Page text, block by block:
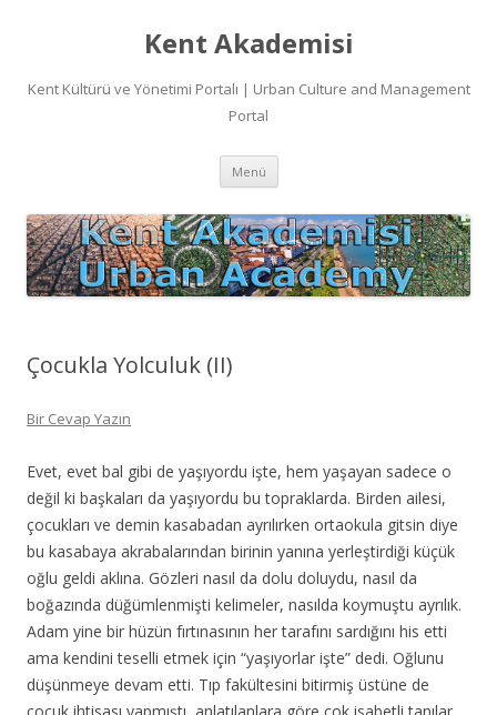
Kent Akademisi
Kent Kültürü ve Yönetimi Portalı | Urban Culture and Management
Portal
Menü İçeriğe
Çocukla Yolculuk (II)
Bir Cevap Yazın
Evet, evet bal gibi de yaşıyordu işte, hem yaşayan sadece o
değil ki başkaları da yaşıyordu bu topraklarda. Birden ailesi,
çocukları ve demin kasabadan ayrılırken ortaokula gitsin diye
bu kasabaya akrabalarından birinin yanına yerleştirdiği küçük
oğlu geldi aklına. Gözleri nasıl da dolu doluydu, nasıl da
boğazında düğümlenmişti kelimeler, nasılda koymuştu ayrılık.
Adam yine bir hüzün fırtınasının her tarafını sardığını his etti
ama kendini teselli etmek için “yaşıyorlar işte” dedi. Oğlunu
düşünmeye devam etti. Tıp fakültesini bitirmiş üstüne de